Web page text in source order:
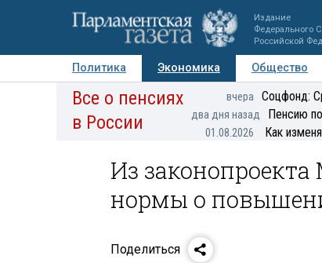
Издание
Федерального
Российской
Политика Экономика Общество
Авторы Персоны Мнения
Все о пенсиях
в России
вчера Соцфонд:
два дня назад Пенсию
01.08.2026 Как
Из
нормы о
Поделиться